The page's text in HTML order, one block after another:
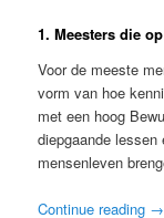
1. Meesters die
Voor de meeste
vorm van hoe
met een hoog
diepgaande
mensenleven
Continue reading →